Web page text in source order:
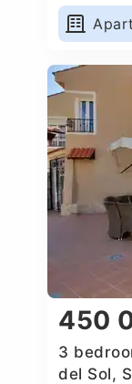
450
3
del Sol,